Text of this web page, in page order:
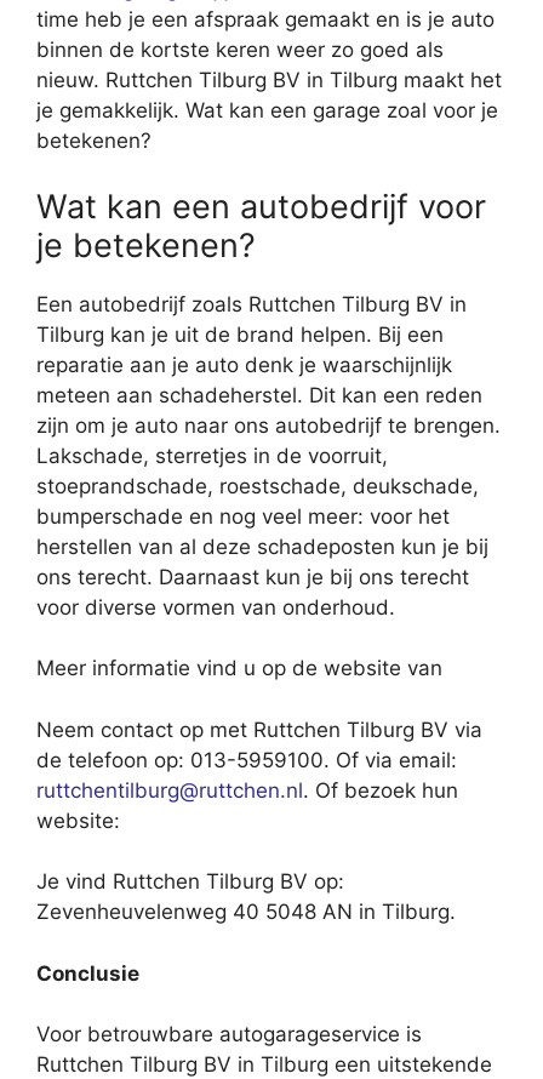
time heb je een afspraak gemaakt en is je auto
binnen de kortste keren weer zo goed als
nieuw. Ruttchen Tilburg BV in Tilburg maakt het
je gemakkelijk. Wat kan een garage zoal voor je
betekenen?
Wat kan een autobedrijf voor
je betekenen?
Een autobedrijf zoals Ruttchen Tilburg BV in
Tilburg kan je uit de brand helpen. Bij een
reparatie aan je auto denk je waarschijnlijk
meteen aan schadeherstel. Dit kan een reden
zijn om je auto naar ons autobedrijf te brengen.
Lakschade, sterretjes in de voorruit,
stoeprandschade, roestschade, deukschade,
bumperschade en nog veel meer: voor het
herstellen van al deze schadeposten kun je bij
ons terecht. Daarnaast kun je bij ons terecht
voor diverse vormen van onderhoud.
Meer informatie vind u op de website van
Neem contact op met Ruttchen Tilburg BV via
de telefoon op: 013-5959100. Of via email:
ruttchentilburg@ruttchen.nl. Of bezoek hun
website:
Je vind Ruttchen Tilburg BV op:
Zevenheuvelenweg 40 5048 AN in Tilburg.
Conclusie
Voor betrouwbare autogarageservice is
Ruttchen Tilburg BV in Tilburg een uitstekende